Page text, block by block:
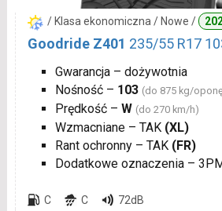
/ Klasa ekonomiczna / Nowe /
Goodride Z401 235/55 R17
Gwarancja – dożywotnia
Nośność – 103 (do 875 kg/
Prędkość – W (do 270 km/h)
Wzmacniane – TAK (XL)
Rant ochronny – TAK (FR)
Dodatkowe oznaczenia –
C C 72dB